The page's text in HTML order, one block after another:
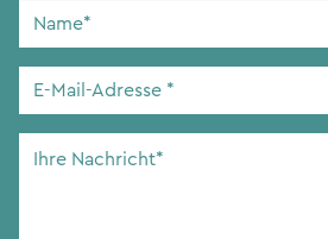
Name
E-
Adresse*